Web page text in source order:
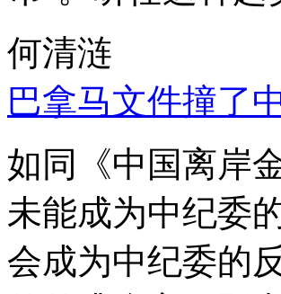
何清涟
巴拿马文件撞了
如同《中国离岸
未能成为中纪委
会成为中纪委的